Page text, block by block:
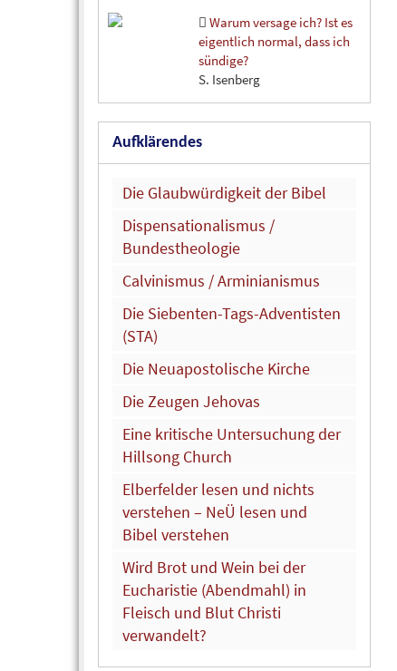
Warum versage ich? Ist es
eigentlich normal, dass ich
sündige?
S. Isenberg
Aufklärendes
Die Glaubwürdigkeit der Bibel
Dispensationalismus /
Bundestheologie
Calvinismus / Arminianismus
Die Siebenten-Tags-Adventisten
(STA)
Die Neuapostolische Kirche
Die Zeugen Jehovas
Eine kritische Untersuchung der
Hillsong Church
Elberfelder lesen und nichts
verstehen – NeÜ lesen und
Bibel verstehen
Wird Brot und Wein bei der
Eucharistie (Abendmahl) in
Fleisch und Blut Christi
verwandelt?